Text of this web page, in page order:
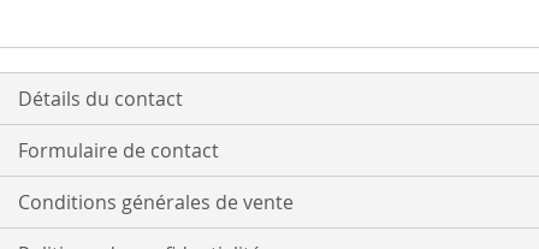
Détails du contact
Formulaire de contact
Conditions générales de vente